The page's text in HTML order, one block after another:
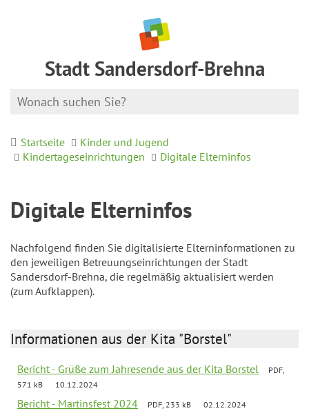
Stadt Sandersdorf-Brehna
Startseite
Kinder und Jugend
Kindertageseinrichtungen
Digitale Elterninfos
Digitale Elterninfos
Nachfolgend finden Sie digitalisierte Elterninformationen zu
den jeweiligen Betreuungseinrichtungen der Stadt
Sandersdorf-Brehna, die regelmäßig aktualisiert werden
(zum Aufklappen).
Informationen aus der Kita "Borstel"
Bericht - Grüße zum Jahresende aus der Kita Borstel
PDF,
571 kB
10.12.2024
Bericht - Martinsfest 2024 PDF, 233 kB 02.12.2024